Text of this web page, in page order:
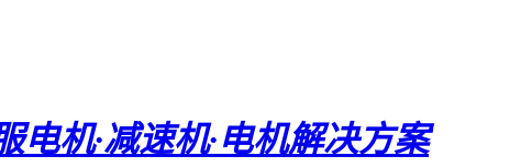
电机·减速机·电机解决方案